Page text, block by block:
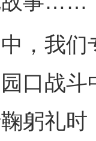
我们
口战
躬礼